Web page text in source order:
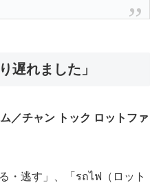
遅れました」
／チャン トック ロットファ
・逃す」、「รถไฟ（ロット